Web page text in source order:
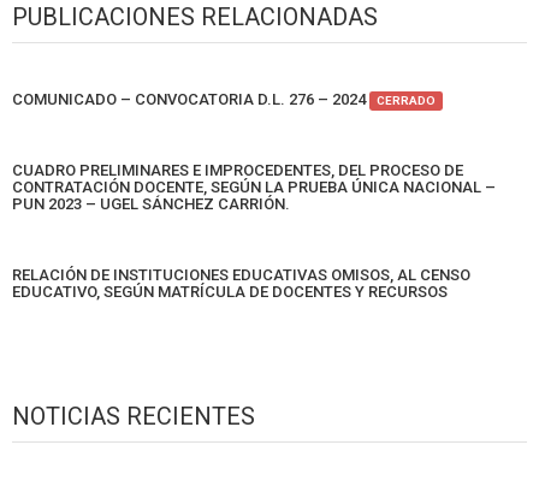
PUBLICACIONES RELACIONADAS
COMUNICADO – CONVOCATORIA D.L. 276 – 2024 CERRADO
CUADRO PRELIMINARES E IMPROCEDENTES, DEL PROCESO DE
CONTRATACIÓN DOCENTE, SEGÚN LA PRUEBA ÚNICA NACIONAL –
PUN 2023 – UGEL SÁNCHEZ CARRIÓN.
RELACIÓN DE INSTITUCIONES EDUCATIVAS OMISOS, AL CENSO
EDUCATIVO, SEGÚN MATRÍCULA DE DOCENTES Y RECURSOS
NOTICIAS RECIENTES